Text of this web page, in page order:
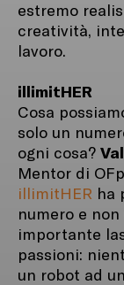
estremo
creatività,
lavoro.
illimitHER
Cosa
solo un
ogni cosa?
Mentor di
illimitHER ha
numero e
importante
passioni:
un robot ad